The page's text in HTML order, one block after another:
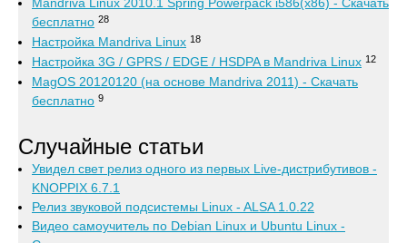
бесплатно 28
Настройка Mandriva Linux 18
Настройка 3G / GPRS / EDGE / HSDPA в Mandriva Linux 12
MagOS 20120120 (на основе Mandriva 2011) - Скачать
бесплатно 9
Случайные статьи
Увидел свет релиз одного из первых Live-дистрибутивов -
KNOPPIX 6.7.1
Релиз звуковой подсистемы Linux - ALSA 1.0.22
Видео самоучитель по Debian Linux и Ubuntu Linux -